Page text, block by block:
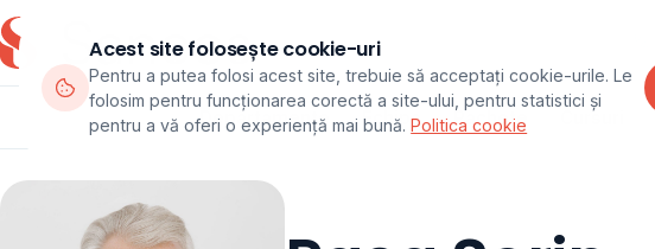
Departamente Echipa Pachete Cursuri
Acest site folosește cookie-uri
Pentru a putea folosi acest site, trebuie să acceptați cookie-urile. Le
folosim pentru funcționarea corectă a site-ului, pentru statistici și
pentru a vă oferi o experiență mai bună.Politica cookie